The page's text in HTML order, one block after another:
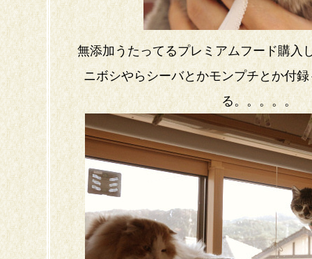
無添加うたってるプレミアムフード購入
ニボシやらシーバとかモンプチとか付
る。。。。。